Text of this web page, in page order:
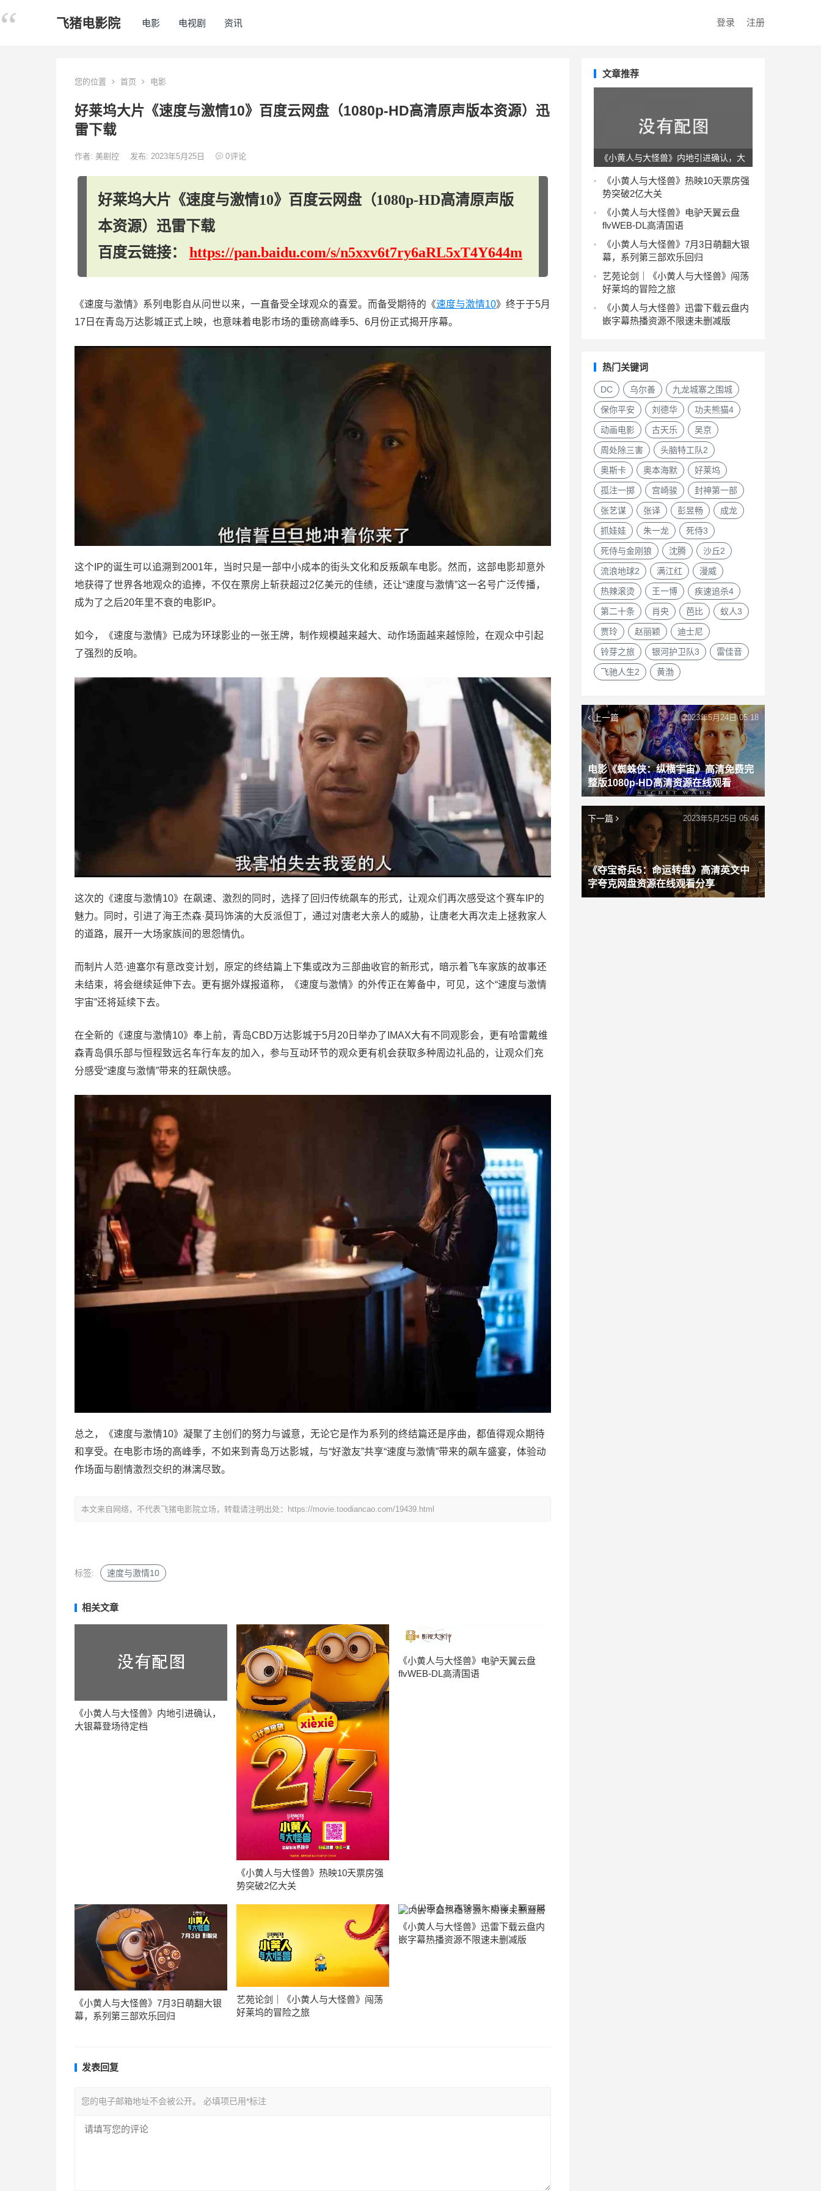
飞猪电影院 电影 电视剧 资讯 登录 注册
您的位置 首页 电影
好莱坞大片《速度与激情10》百度云网盘（1080p-HD高清原声版本资源）迅
雷下载
作者: 美剧控 发布: 2023年5月25日 0评论
好莱坞大片《速度与激情10》百度云网盘（1080p-HD高清原声版
本资源）迅雷下载
百度云链接： https://pan.baidu.com/s/n5xxv6t7ry6aRL5xT4Y644m
《速度与激情》系列电影自从问世以来，一直备受全球观众的喜爱。而备受期待的《速度与激情10》终于于5月
17日在青岛万达影城正式上映，也意味着电影市场的重磅高峰季5、6月份正式揭开序幕。
这个IP的诞生可以追溯到2001年，当时只是一部中小成本的街头文化和反叛飙车电影。然而，这部电影却意外
地获得了世界各地观众的追捧，不仅在票房上斩获超过2亿美元的佳绩，还让“速度与激情”这一名号广泛传播，
成为了之后20年里不衰的电影IP。
如今，《速度与激情》已成为环球影业的一张王牌，制作规模越来越大、动作场面越来越惊险，在观众中引起
了强烈的反响。
这次的《速度与激情10》在飙速、激烈的同时，选择了回归传统飙车的形式，让观众们再次感受这个赛车IP的
魅力。同时，引进了海王杰森·莫玛饰演的大反派但丁，通过对唐老大亲人的威胁，让唐老大再次走上拯救家人
的道路，展开一大场家族间的恩怨情仇。
而制片人范·迪塞尔有意改变计划，原定的终结篇上下集或改为三部曲收官的新形式，暗示着飞车家族的故事还
未结束，将会继续延伸下去。更有据外媒报道称，《速度与激情》的外传正在筹备中，可见，这个“速度与激情
宇宙”还将延续下去。
在全新的《速度与激情10》奉上前，青岛CBD万达影城于5月20日举办了IMAX大有不同观影会，更有哈雷戴维
森青岛俱乐部与恒程致远名车行车友的加入，参与互动环节的观众更有机会获取多种周边礼品的，让观众们充
分感受“速度与激情”带来的狂飙快感。
总之，《速度与激情10》凝聚了主创们的努力与诚意，无论它是作为系列的终结篇还是序曲，都值得观众期待
和享受。在电影市场的高峰季，不如来到青岛万达影城，与“好激友”共享“速度与激情”带来的飙车盛宴，体验动
作场面与剧情激烈交织的淋漓尽致。
本文来自网络，不代表飞猪电影院立场，转载请注明出处：https://movie.toodiancao.com/19439.html
标签: 速度与激情10
相关文章
《小黄人与大怪兽》内地引进确认，
大银幕登场待定档
《小黄人与大怪兽》热映10天票房强
势突破2亿大关
《小黄人与大怪兽》电驴天翼云盘
flvWEB-DL高清国语
《小黄人与大怪兽》7月3日萌翻大银
幕，系列第三部欢乐回归
艺苑论剑｜《小黄人与大怪兽》闯荡
好莱坞的冒险之旅
《小黄人与大怪兽》迅雷下载云盘内
嵌字幕热播资源不限速未删减版
发表回复
您的电子邮箱地址不会被公开。 必填项已用*标注
文章推荐
《小黄人与大怪兽》内地引进确认，大
银幕登场待定档
《小黄人与大怪兽》热映10天票房强
势突破2亿大关
《小黄人与大怪兽》电驴天翼云盘
flvWEB-DL高清国语
《小黄人与大怪兽》7月3日萌翻大银
幕，系列第三部欢乐回归
艺苑论剑｜《小黄人与大怪兽》闯荡
好莱坞的冒险之旅
《小黄人与大怪兽》迅雷下载云盘内
嵌字幕热播资源不限速未删减版
热门关键词
DC 乌尔善 九龙城寨之围城
保你平安 刘德华 功夫熊猫4
动画电影 古天乐 吴京
周处除三害 头脑特工队2
奥斯卡 奥本海默 好莱坞
孤注一掷 宫崎骏 封神第一部
张艺谋 张译 彭昱畅 成龙
抓娃娃 朱一龙 死侍3
死侍与金刚狼 沈腾 沙丘2
流浪地球2 满江红 漫威
热辣滚烫 王一博 疾速追杀4
第二十条 肖央 芭比 蚁人3
贾玲 赵丽颖 迪士尼
铃芽之旅 银河护卫队3 雷佳音
飞驰人生2 黄渤
上一篇
电影《蜘蛛侠：纵横宇宙》高清免费完
整版1080p-HD高清资源在线观看
2023年5月24日 05:18
下一篇
《夺宝奇兵5：命运转盘》高清英文中
字夸克网盘资源在线观看分享
2023年5月25日 05:46